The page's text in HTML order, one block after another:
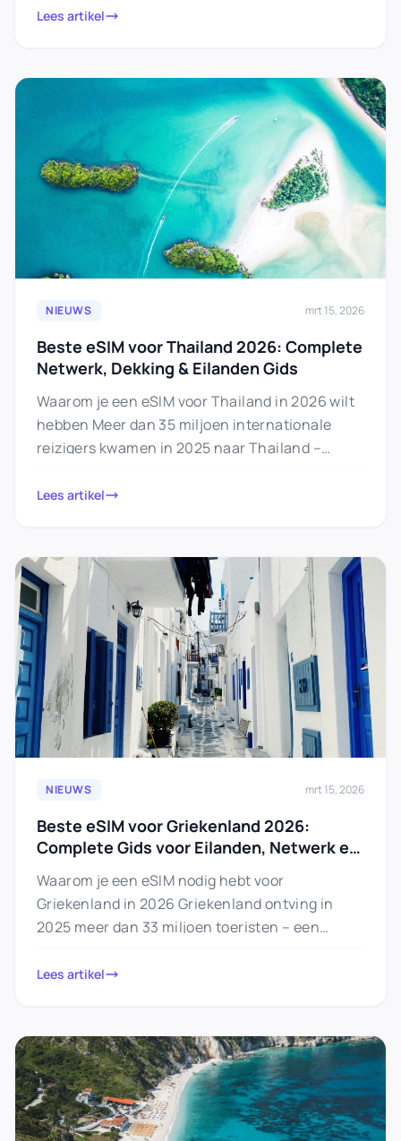
Lees artikel
NIEUWS mrt 15, 2026
Beste eSIM voor Thailand 2026: Complete
Netwerk, Dekking & Eilanden Gids
Waarom je een eSIM voor Thailand in 2026 wilt
hebben Meer dan 35 miljoen internationale
reizigers kwamen in 2025 naar Thailand –
Lees artikel
NIEUWS mrt 15, 2026
Beste eSIM voor Griekenland 2026:
Complete Gids voor Eilanden, Netwerk en
Waarom je een eSIM nodig hebt voor
Griekenland in 2026 Griekenland ontving in
2025 meer dan 33 miljoen toeristen – een
Lees artikel